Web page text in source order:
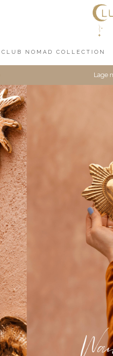
CLUB NOMAD COLLECTION
Lage